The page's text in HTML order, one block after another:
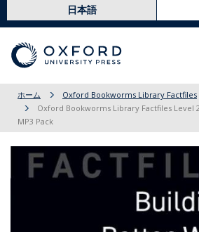
日本語
ホーム Oxford Bookworms Library Factfiles
Oxford Bookworms Library Factfiles Level
MP3 Pack